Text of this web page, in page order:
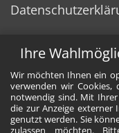
Ihre
Wir möchten Ihnen ein
verwenden wir Cookies,
notwendig sind. Mit
die zur Anzeige externer
genutzt werden. Sie
zulassen möchten.